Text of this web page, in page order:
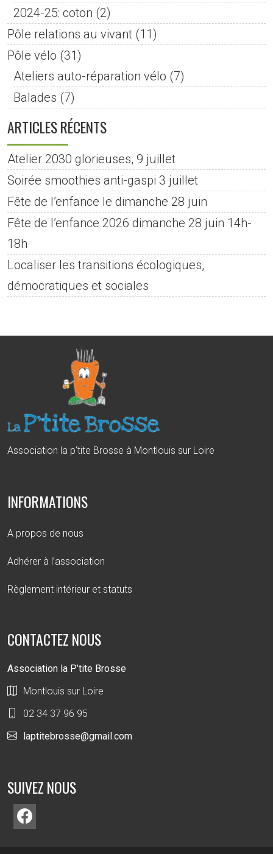
2024-25: coton (2)
Pôle relations au vivant (11)
Pôle vélo (31)
Ateliers auto-réparation vélo (7)
Balades (7)
ARTICLES RÉCENTS
Atelier 2030 glorieuses, 9 juillet
Soirée smoothies anti-gaspi 3 juillet
Fête de l’enfance le dimanche 28 juin
Fête de l’enfance 2026 dimanche 28 juin 14h-
18h
Localiser les transitions écologiques,
démocratiques et sociales
Association la p'tite Brosse à Montlouis sur Loire
INFORMATIONS
A propos de nous
Adhérer à l’association
Règlement intérieur et statuts
CONTACTEZ NOUS
Association la P’tite Brosse
Montlouis sur Loire
02 34 37 96 95
laptitebrosse@gmail.com
SUIVEZ NOUS